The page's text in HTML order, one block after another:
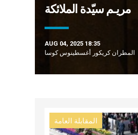
مريـم سيّدة الملائكة
AUG 04, 2025 18:35
المطران كريكور أغسطينوس كوسا
المقابلة العامة